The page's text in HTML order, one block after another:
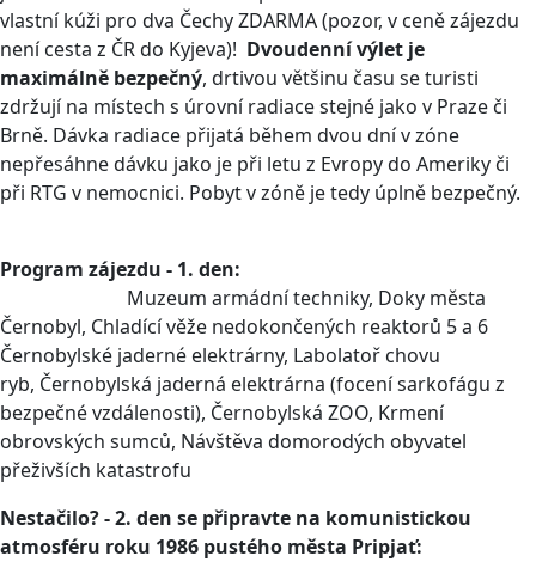
vlastní kúži pro dva Čechy ZDARMA (pozor, v ceně zájezdu
není cesta z ČR do Kyjeva)! Dvoudenní výlet je
maximálně bezpečný, drtivou většinu času se turisti
zdržují na místech s úrovní radiace stejné jako v Praze či
Brně. Dávka radiace přijatá během dvou dní v zóne
nepřesáhne dávku jako je při letu z Evropy do Ameriky či
při RTG v nemocnici. Pobyt v zóně je tedy úplně bezpečný.
Program zájezdu - 1. den:
Muzeum armádní techniky, Doky města
Černobyl, Chladící věže nedokončených reaktorů 5 a 6
Černobylské jaderné elektrárny, Labolatoř chovu
ryb, Černobylská jaderná elektrárna (focení sarkofágu z
bezpečné vzdálenosti), Černobylská ZOO, Krmení
obrovských sumců, Návštěva domorodých obyvatel
přeživších katastrofu
Nestačilo? - 2. den se připravte na komunistickou
atmosféru roku 1986 pustého města Pripjať: